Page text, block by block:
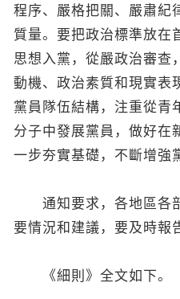
程序、嚴格把關、嚴肅紀
質量。要把政治標準放在
思想入黨，從嚴政治審查
動機、政治素質和現實表
黨員隊伍結構，注重從青
分子中發展黨員，做好在
一步夯實基礎，不斷增強
通知要求，各地區各
要情況和建議，要及時報
《細則》全文如下。